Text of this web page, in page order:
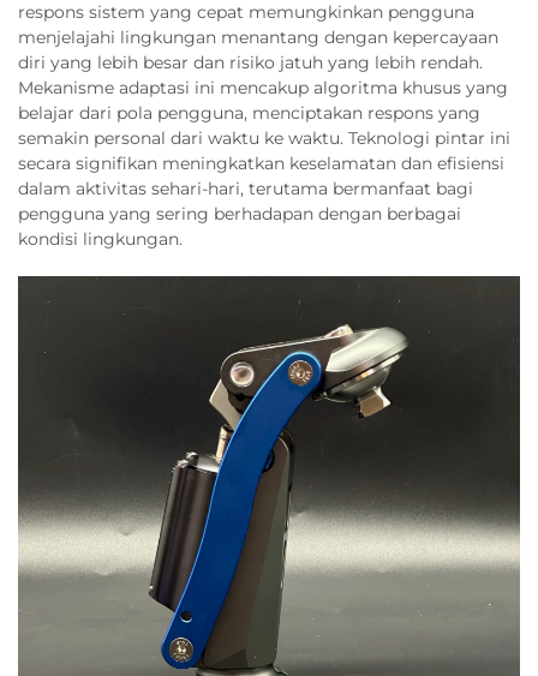
respons sistem yang cepat memungkinkan pengguna
menjelajahi lingkungan menantang dengan kepercayaan
diri yang lebih besar dan risiko jatuh yang lebih rendah.
Mekanisme adaptasi ini mencakup algoritma khusus yang
belajar dari pola pengguna, menciptakan respons yang
semakin personal dari waktu ke waktu. Teknologi pintar ini
secara signifikan meningkatkan keselamatan dan efisiensi
dalam aktivitas sehari-hari, terutama bermanfaat bagi
pengguna yang sering berhadapan dengan berbagai
kondisi lingkungan.